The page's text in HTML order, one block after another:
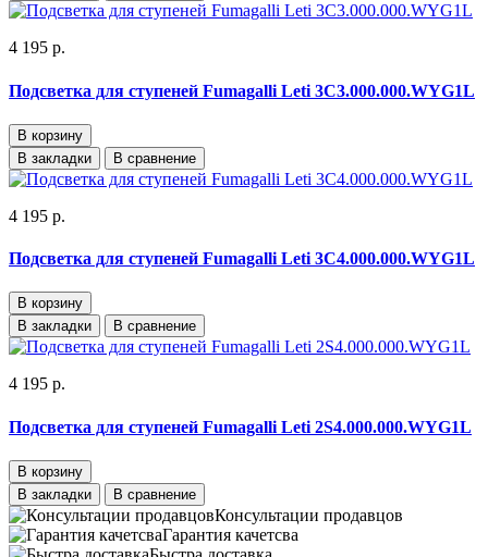
4 195 р.
Подсветка для ступеней Fumagalli Leti 3C3.000.000.WYG1L
В корзину
В закладки
В сравнение
4 195 р.
Подсветка для ступеней Fumagalli Leti 3C4.000.000.WYG1L
В корзину
В закладки
В сравнение
4 195 р.
Подсветка для ступеней Fumagalli Leti 2S4.000.000.WYG1L
В корзину
В закладки
В сравнение
Консультации продавцов
Гарантия качетсва